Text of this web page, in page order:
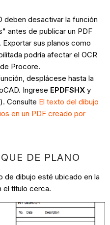
deben desactivar la función
antes de publicar un PDF
sus planos como
podría afectar el OCR
Procore.
desplácese hasta la
Ingrese EPDFSHX y
). Consulte El texto del dibujo
en un PDF creado por
DE PLANO
de dibujo esté ubicado en la
el título cerca.